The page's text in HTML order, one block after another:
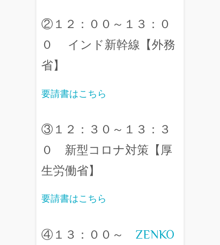
②１２：００～１３：０
０ インド新幹線【外務
省】
要請書はこちら
③１２：３０～１３：３
０ 新型コロナ対策【厚
生労働省】
要請書はこちら
④１３：００～ ZENKO